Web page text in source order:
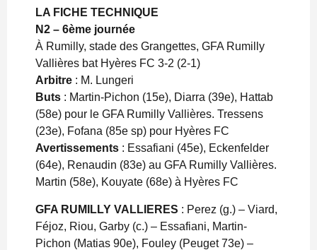
LA FICHE TECHNIQUE
N2 – 6ème journée
À Rumilly, stade des Grangettes, GFA Rumilly
Vallières bat Hyères FC 3-2 (2-1)
Arbitre : M. Lungeri
Buts : Martin-Pichon (15e), Diarra (39e), Hattab
(58e) pour le GFA Rumilly Vallières. Tressens
(23e), Fofana (85e sp) pour Hyères FC
Avertissements : Essafiani (45e), Eckenfelder
(64e), Renaudin (83e) au GFA Rumilly Vallières.
Martin (58e), Kouyate (68e) à Hyères FC
GFA RUMILLY VALLIERES : Perez (g.) – Viard,
Féjoz, Riou, Garby (c.) – Essafiani, Martin-
Pichon (Matias 90e), Fouley (Peuget 73e) –